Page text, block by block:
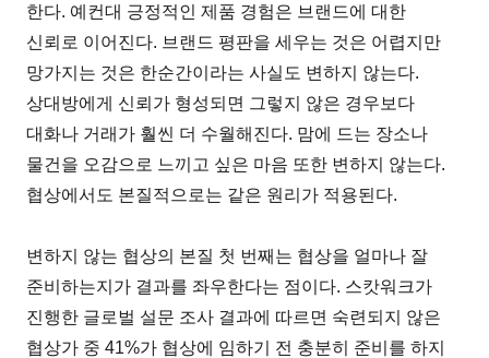
한다. 예컨대 긍정적인 제품 경험은 브랜드에 대한
신뢰로 이어진다. 브랜드 평판을 세우는 것은 어렵지만
망가지는 것은 한순간이라는 사실도 변하지 않는다.
상대방에게 신뢰가 형성되면 그렇지 않은 경우보다
대화나 거래가 훨씬 더 수월해진다. 맘에 드는 장소나
물건을 오감으로 느끼고 싶은 마음 또한 변하지 않는다.
협상에서도 본질적으로는 같은 원리가 적용된다.
변하지 않는 협상의 본질 첫 번째는 협상을 얼마나 잘
준비하는지가 결과를 좌우한다는 점이다. 스캇워크가
진행한 글로벌 설문 조사 결과에 따르면 숙련되지 않은
협상가 중 41%가 협상에 임하기 전 충분히 준비를 하지